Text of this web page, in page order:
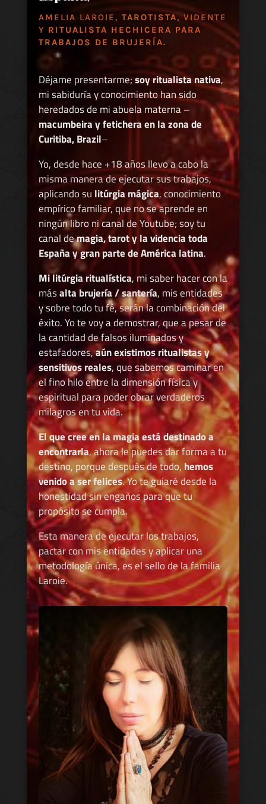
AMELIA LAROIE, TAROTISTA, VIDENTE
Y RITUALISTA HECHICERA PARA
TRABAJOS DE BRUJERÍA.
Déjame presentarme;soy ritualista nativa,
mi sabiduría y conocimiento han sido
heredados de mi abuela materna –
macumbeira y fetichera en la zona de
Curitiba, Brazil–
Yo, desde hace +18 años llevo a cabo la
misma manera de ejecutar sus trabajos,
aplicando su litúrgia mágica, conocimiento
empírico familiar, que no se aprende en
ningún libro ni canal de Youtube; soy tu
canal demagia, tarot y la videncia toda
España y gran parte de América latina.
Mi litúrgia ritualística, mi saber hacer con la
másalta brujería / santería, mis entidades
y sobre todo tu fé, serán la combinación del
éxito. Yo te voy a demostrar, que a pesar de
la cantidad de falsos iluminados y
estafadores,aún existimos ritualistas y
sensitivos reales, que sabemos caminar en
el fino hilo entre la dimensión física y
espiritual para poder obrar verdaderos
milagros en tu vida.
El que cree en la magia está destinado a
encontrarla, ahora le puedes dar forma a tu
destino, porque después de todo, hemos
venido a ser felices. Yo te guiaré desde la
honestidad sin engaños para que tu
propósito se cumpla.
Esta manera de ejecutar los trabajos,
pactar con mis entidades y aplicar una
metodología única, es el sello de la familia
Laroie.